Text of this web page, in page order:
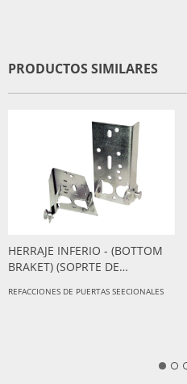
PRODUCTOS SIMILARES
HERRAJE INFERIO - (BOTTOM
BRAKET) (SOPRTE DE
REFACCIONES DE PUERTAS SEECIONALES